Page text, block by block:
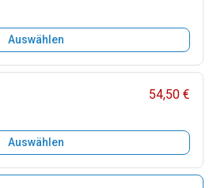
Auswählen
54,50 €
Auswählen